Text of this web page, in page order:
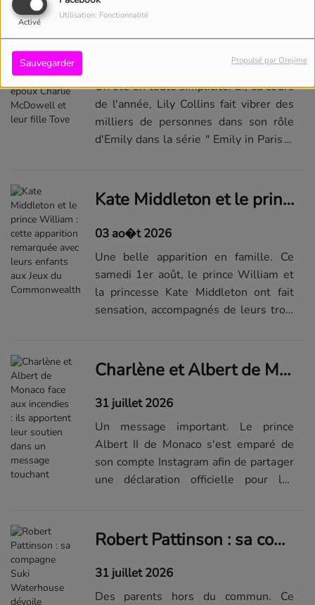
Activé
Utilisation: Fonctionnalité
Sauvegarder Propulsé par Orejime
suit les traces de sa mère en débutant
dans le m...Lire la suite de l'article
sur...
Un été en toute simplicité. Si, au cours
de l'année, Lily Collins fait vibrer des
milliers de personnes dans son rôle
d'Emily dans la série " Emily in Paris ",
comblée.Sur son compte...Lire la suite
de l'article sur...
Kate Middleton et le prince William : cette apparition remarquée avec leurs enfants aux Jeux du Commonwealth
03 ao�t 2026
Une belle apparition en famille. Ce
samedi 1er août, le prince William et
la princesse Kate Middleton ont fait
sensation, accompagnés de leurs trois
décidé d'assister aux tradi...Visualiser
la suite du diaporama sur Elle.fr
Charlène et Albert de Monaco face aux incendies : ils apportent leur soutien dans un message touchant
31 juillet 2026
Un message important. Le prince
Albert II de Monaco s'est emparé de
son compte Instagram afin de partager
une déclaration officielle pour les
Espagne et au Royaume-Uni. Un
soutien...Lire la suite de l'article sur
Elle.fr
Robert Pattinson : sa compagne Suki Waterhouse dévoile l’étonnant surnom que lui donne sa fille
31 juillet 2026
Des parents hors du commun. Ce